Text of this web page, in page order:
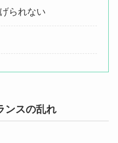
られない
ンスの乱れ